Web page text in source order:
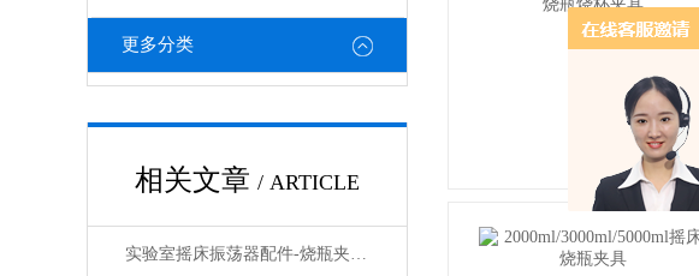
更多分类
相关文章 / ARTICLE
实验室摇床振荡器配件-烧瓶夹具的分类和介绍